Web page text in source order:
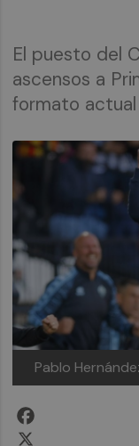
El puesto del
ascensos a
formato actual
Pablo